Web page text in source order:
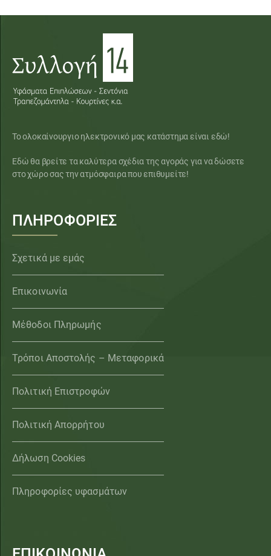
Το ολοκαίνουργιο ηλεκτρονικό μας κατάστημα είναι εδώ!
Εδώ θα βρείτε τα καλύτερα σχέδια της αγοράς για να δώσετε
στο χώρο σας την ατμόσφαιρα που επιθυμείτε!
ΠΛΗΡΟΦΟΡΙΕΣ
Σχετικά με εμάς
Επικοινωνία
Μέθοδοι Πληρωμής
Τρόποι Αποστολής – Μεταφορικά
Πολιτική Επιστροφών
Πολιτική Απορρήτου
Δήλωση Cookies
Πληροφορίες υφασμάτων